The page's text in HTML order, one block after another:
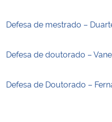
Defesa de mestrado –
Defesa de doutorado –
Defesa de Doutorado –